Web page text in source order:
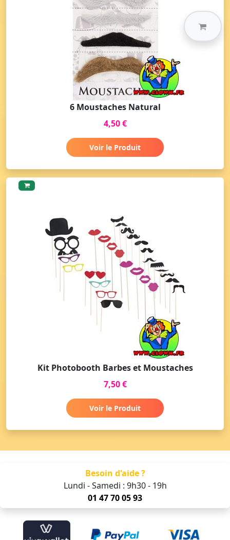
6 Moustaches Natural
4,50 €
Voir le Produit
Kit Photobooth Barbes et Moustaches
7,50 €
Voir le Produit
Besoin d'aide ?
Lundi - Samedi : 9h30 - 19h
01 47 70 05 93